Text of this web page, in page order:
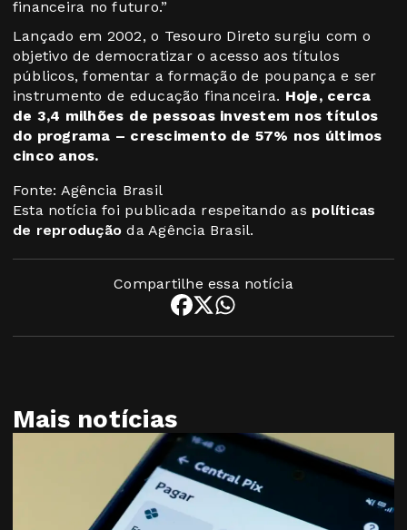
financeira no futuro.”
Lançado em 2002, o Tesouro Direto surgiu com o
objetivo de democratizar o acesso aos títulos
públicos, fomentar a formação de poupança e ser
instrumento de educação financeira. Hoje, cerca
de 3,4 milhões de pessoas investem nos títulos
do programa – crescimento de 57% nos últimos
cinco anos.
Fonte: Agência Brasil
Esta notícia foi publicada respeitando as políticas
de reprodução da Agência Brasil.
Compartilhe essa notícia
Mais notícias